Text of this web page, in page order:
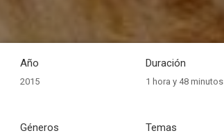
Año
2015
Duración
1 hora y 48 minutos
Géneros Temas